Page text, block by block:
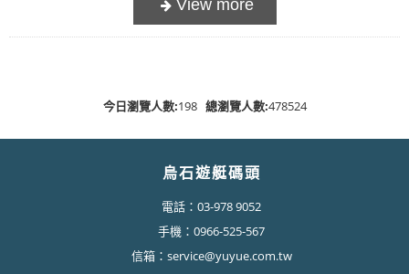
今日瀏覽人數:198 總瀏覽人數:478524
烏石遊艇碼頭
電話：03-978 9052
手機：0966-525-567
信箱：service@yuyue.com.tw